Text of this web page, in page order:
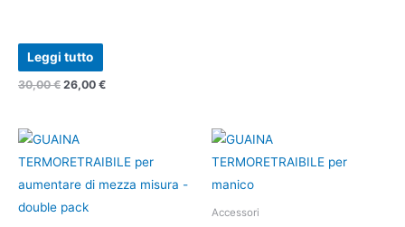
Leggi tutto
30,00€ 26,00 €
Accessori